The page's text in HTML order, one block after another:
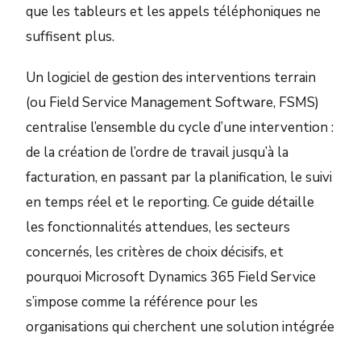
que les tableurs et les appels téléphoniques ne
suffisent plus.
Un logiciel de gestion des interventions terrain
(ou Field Service Management Software, FSMS)
centralise l’ensemble du cycle d’une intervention :
de la création de l’ordre de travail jusqu’à la
facturation, en passant par la planification, le suivi
en temps réel et le reporting. Ce guide détaille
les fonctionnalités attendues, les secteurs
concernés, les critères de choix décisifs, et
pourquoi Microsoft Dynamics 365 Field Service
s’impose comme la référence pour les
organisations qui cherchent une solution intégrée